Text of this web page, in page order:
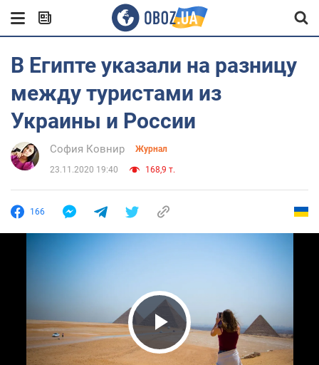
В Египте указали на разницу
между туристами из
Украины и России
София Ковнир Журнал
23.11.2020 19:40 168,9 т.
166
Play Video